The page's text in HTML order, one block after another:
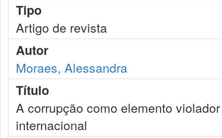
Tipo
Artigo de revista
Autor
Moraes, Alessandra
Título
A corrupção como elemento
internacional